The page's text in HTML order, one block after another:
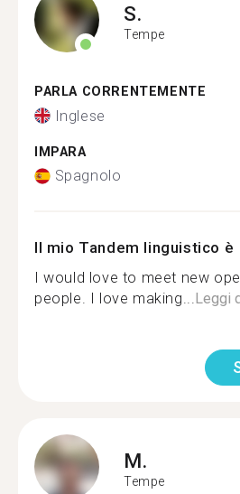
S.
Tempe
PARLA CORRENTEMENTE
Inglese
IMPARA
Spagnolo
Il mio Tandem linguistico è
I would love to meet new
people. I love making...Leggi
M.
Tempe